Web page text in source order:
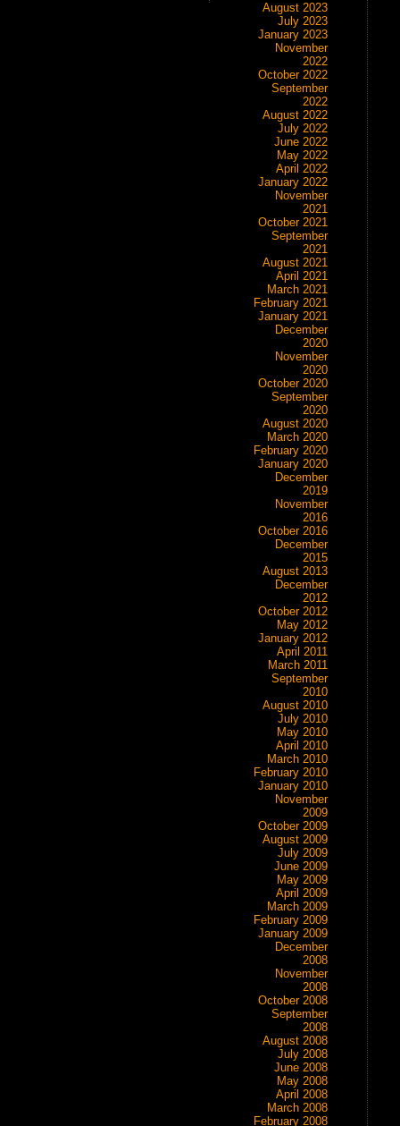
August 2023
July 2023
January 2023
November
2022
October 2022
September
2022
August 2022
July 2022
June 2022
May 2022
April 2022
January 2022
November
2021
October 2021
September
2021
August 2021
April 2021
March 2021
February 2021
January 2021
December
2020
November
2020
October 2020
September
2020
August 2020
March 2020
February 2020
January 2020
December
2019
November
2016
October 2016
December
2015
August 2013
December
2012
October 2012
May 2012
January 2012
April 2011
March 2011
September
2010
August 2010
July 2010
May 2010
April 2010
March 2010
February 2010
January 2010
November
2009
October 2009
August 2009
July 2009
June 2009
May 2009
April 2009
March 2009
February 2009
January 2009
December
2008
November
2008
October 2008
September
2008
August 2008
July 2008
June 2008
May 2008
April 2008
March 2008
February 2008